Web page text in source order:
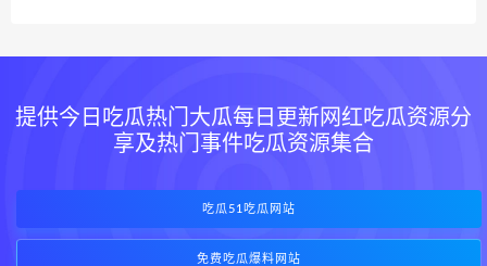
提供今日吃瓜热门大瓜每日更新网红吃瓜资源分
享及热门事件吃瓜资源集合
吃瓜51吃瓜网站
免费吃瓜爆料网站